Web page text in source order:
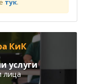
тук.
КиК
услуги
лица